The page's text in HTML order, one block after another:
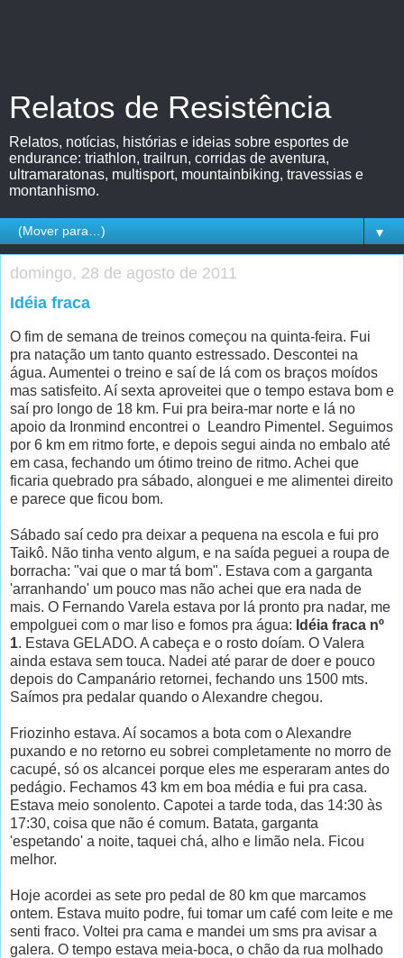
Relatos de Resistência
Relatos, notícias, histórias e ideias sobre esportes de
endurance: triathlon, trailrun, corridas de aventura,
ultramaratonas, multisport, mountainbiking, travessias e
montanhismo.
▼
domingo, 28 de agosto de 2011
Idéia fraca
O fim de semana de treinos começou na quinta-feira. Fui
pra natação um tanto quanto estressado. Descontei na
água. Aumentei o treino e saí de lá com os braços moídos
mas satisfeito. Aí sexta aproveitei que o tempo estava bom e
saí pro longo de 18 km. Fui pra beira-mar norte e lá no
apoio da Ironmind encontrei o Leandro Pimentel. Seguimos
por 6 km em ritmo forte, e depois segui ainda no embalo até
em casa, fechando um ótimo treino de ritmo. Achei que
ficaria quebrado pra sábado, alonguei e me alimentei direito
e parece que ficou bom.
Sábado saí cedo pra deixar a pequena na escola e fui pro
Taikô. Não tinha vento algum, e na saída peguei a roupa de
borracha: "vai que o mar tá bom". Estava com a garganta
'arranhando' um pouco mas não achei que era nada de
mais. O Fernando Varela estava por lá pronto pra nadar, me
empolguei com o mar liso e fomos pra água: Idéia fraca nº
1. Estava GELADO. A cabeça e o rosto doíam. O Valera
ainda estava sem touca. Nadei até parar de doer e pouco
depois do Campanário retornei, fechando uns 1500 mts.
Saímos pra pedalar quando o Alexandre chegou.
Friozinho estava. Aí socamos a bota com o Alexandre
puxando e no retorno eu sobrei completamente no morro de
cacupé, só os alcancei porque eles me esperaram antes do
pedágio. Fechamos 43 km em boa média e fui pra casa.
Estava meio sonolento. Capotei a tarde toda, das 14:30 às
17:30, coisa que não é comum. Batata, garganta
'espetando' a noite, taquei chá, alho e limão nela. Ficou
melhor.
Hoje acordei as sete pro pedal de 80 km que marcamos
ontem. Estava muito podre, fui tomar um café com leite e me
senti fraco. Voltei pra cama e mandei um sms pra avisar a
galera. O tempo estava meia-boca, o chão da rua molhado